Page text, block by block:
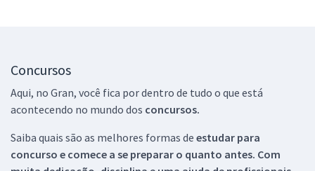
Concursos
Aqui, no Gran, você fica por dentro de tudo o que está
acontecendo no mundo dos concursos.
Saiba quais são as melhores formas de estudar para
concurso e comece a se preparar o quanto antes. Com